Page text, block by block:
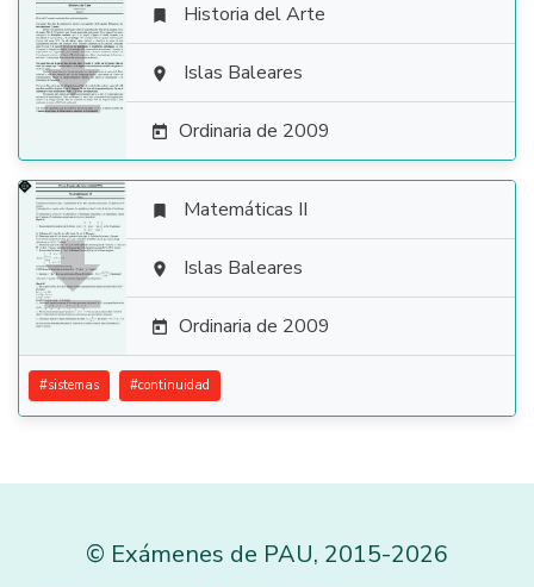

 Historia del Arte
 Islas Baleares
 Ordinaria de 2009

 Matemáticas II
 Islas Baleares
 Ordinaria de 2009
#sistemas #continuidad
© Exámenes de PAU, 2015-2026